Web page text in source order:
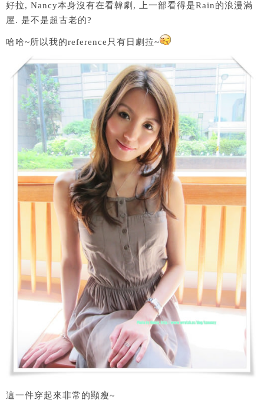
好拉, Nancy本身沒有在看韓劇, 上一部看得是Rain的浪漫滿
屋. 是不是超古老的?
哈哈~所以我的reference只有日劇拉~
這一件穿起來非常的顯瘦~